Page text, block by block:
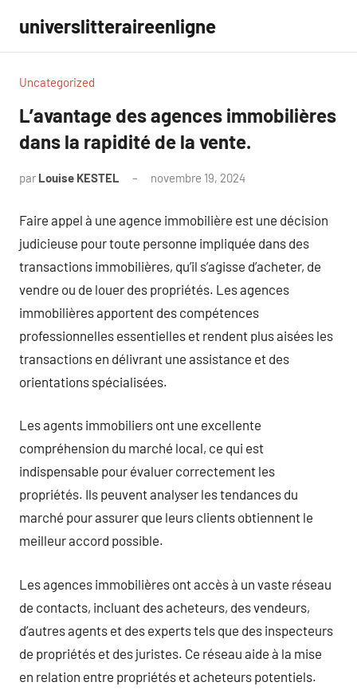
contenu
universlitteraireenligne
Uncategorized
L’avantage des agences immobilières
dans la rapidité de la vente.
par Louise KESTEL novembre 19, 2024
Faire appel à une agence immobilière est une décision
judicieuse pour toute personne impliquée dans des
transactions immobilières, qu’il s’agisse d’acheter, de
vendre ou de louer des propriétés. Les agences
immobilières apportent des compétences
professionnelles essentielles et rendent plus aisées les
transactions en délivrant une assistance et des
orientations spécialisées.
Les agents immobiliers ont une excellente
compréhension du marché local, ce qui est
indispensable pour évaluer correctement les
propriétés. Ils peuvent analyser les tendances du
marché pour assurer que leurs clients obtiennent le
meilleur accord possible.
Les agences immobilières ont accès à un vaste réseau
de contacts, incluant des acheteurs, des vendeurs,
d’autres agents et des experts tels que des inspecteurs
de propriétés et des juristes. Ce réseau aide à la mise
en relation entre propriétés et acheteurs potentiels.